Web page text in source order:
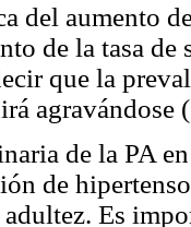
del aumento
de la tasa
que la
agravándose
de la PA
de
adultez. Es